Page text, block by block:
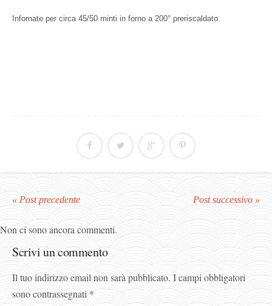
Infornate per circa 45/50 minti in forno a 200° preriscaldato.
« Post precedente Post successivo »
Non ci sono ancora commenti.
Scrivi un commento
Il tuo indirizzo email non sarà pubblicato. I campi obbligatori
sono contrassegnati *